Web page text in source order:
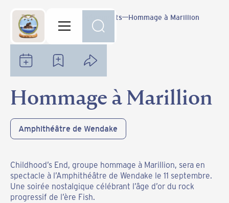
Notre communauté Événements Hommage à Marillion
Hommage à Marillion
Amphithéâtre de Wendake
Childhood’s End, groupe hommage à Marillion, sera en
spectacle à l’Amphithéâtre de Wendake le 11 septembre.
Une soirée nostalgique célébrant l’âge d’or du rock
progressif de l’ère Fish.